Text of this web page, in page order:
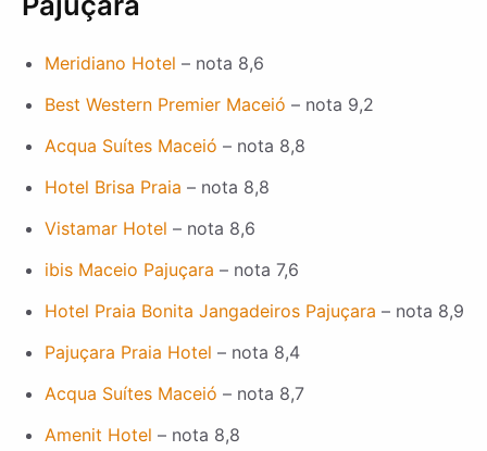
Meridiano Hotel – nota 8,6
Best Western Premier Maceió – nota 9,2
Acqua Suítes Maceió – nota 8,8
Hotel Brisa Praia – nota 8,8
Vistamar Hotel – nota 8,6
ibis Maceio Pajuçara – nota 7,6
Hotel Praia Bonita Jangadeiros Pajuçara – nota 8,9
Pajuçara Praia Hotel – nota 8,4
Acqua Suítes Maceió – nota 8,7
Amenit Hotel – nota 8,8